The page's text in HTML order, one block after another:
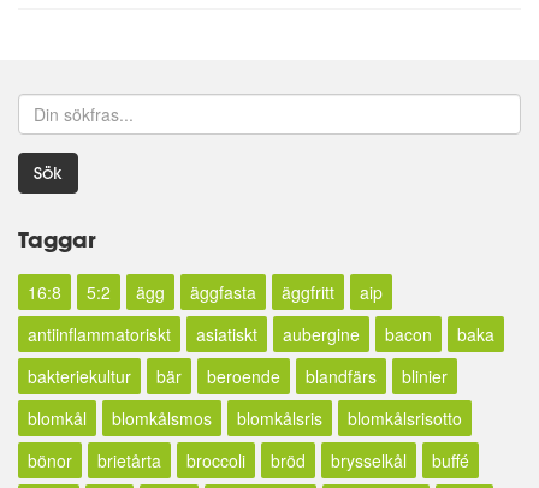
Sök
Taggar
16:8 5:2 ägg äggfasta äggfritt
aip
antiinflammatoriskt
asiatiskt aubergine bacon
baka
bakteriekultur
bär beroende blandfärs
blinier
blomkål
blomkålsmos blomkålsris
blomkålsrisotto
bönor
brietårta broccoli bröd brysselkål
buffé